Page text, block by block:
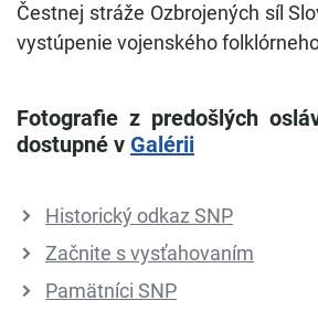
Čestnej stráže Ozbrojených síl
vystúpenie vojenského
Fotografie z predošlých
dostupné v Galérii
Historický odkaz SNP
Začnite s vysťahovaním
Pamätníci SNP